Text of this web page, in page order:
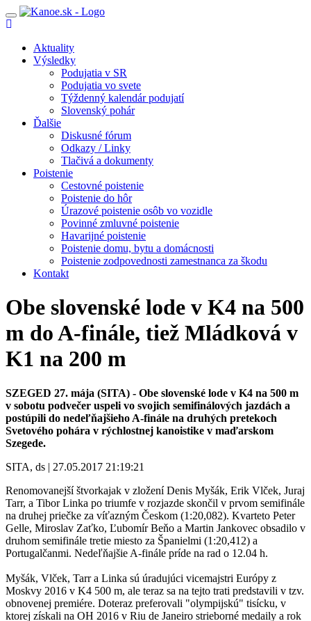
Toggle
navigation
Aktuality
Výsledky
Podujatia v SR
Podujatia vo svete
Týždenný kalendár podujatí
Slovenský pohár
Ďalšie
Diskusné fórum
Odkazy / Linky
Tlačivá a dokumenty
Poistenie
Cestovné poistenie
Poistenie do hôr
Úrazové poistenie osôb vo vozidle
Povinné zmluvné poistenie
Havarijné poistenie
Poistenie domu, bytu a domácnosti
Poistenie zodpovednosti zamestnanca za škodu
Kontakt
Obe slovenské lode v K4 na 500
m do A-finále, tiež Mládková v
K1 na 200 m
SZEGED 27. mája (SITA) - Obe slovenské lode v K4 na 500 m
v sobotu podvečer uspeli vo svojich semifinálových jazdách a
postúpili do nedeľňajšieho A-finále na druhých pretekoch
Svetového pohára v rýchlostnej kanoistike v maďarskom
Szegede.
SITA, ds | 27.05.2017 21:19:21
Renomovanejší štvorkajak v zložení Denis Myšák, Erik Vlček, Juraj
Tarr, a Tibor Linka po triumfe v rozjazde skončil v prvom semifinále
na druhej priečke za víťazným Českom (1:20,082). Kvarteto Peter
Gelle, Miroslav Zaťko, Ľubomír Beňo a Martin Jankovec obsadilo v
druhom semifinále tretie miesto za Španielmi (1:20,412) a
Portugalčanmi. Nedeľňajšie A-finále príde na rad o 12.04 h.
Myšák, Vlček, Tarr a Linka sú úradujúci vicemajstri Európy z
Moskvy 2016 v K4 500 m, ale teraz sa na tejto trati predstavili v tzv.
obnovenej premiére. Doteraz preferovali "olympijskú" tisícku, v
ktorej získali na OH 2016 v Riu de Janeiro strieborné medaily a rok